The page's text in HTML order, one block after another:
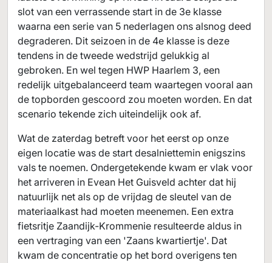
slot van een verrassende start in de 3e klasse
waarna een serie van 5 nederlagen ons alsnog deed
degraderen. Dit seizoen in de 4e klasse is deze
tendens in de tweede wedstrijd gelukkig al
gebroken. En wel tegen HWP Haarlem 3, een
redelijk uitgebalanceerd team waartegen vooral aan
de topborden gescoord zou moeten worden. En dat
scenario tekende zich uiteindelijk ook af.
Wat de zaterdag betreft voor het eerst op onze
eigen locatie was de start desalniettemin enigszins
vals te noemen. Ondergetekende kwam er vlak voor
het arriveren in Evean Het Guisveld achter dat hij
natuurlijk net als op de vrijdag de sleutel van de
materiaalkast had moeten meenemen. Een extra
fietsritje Zaandijk-Krommenie resulteerde aldus in
een vertraging van een 'Zaans kwartiertje'. Dat
kwam de concentratie op het bord overigens ten